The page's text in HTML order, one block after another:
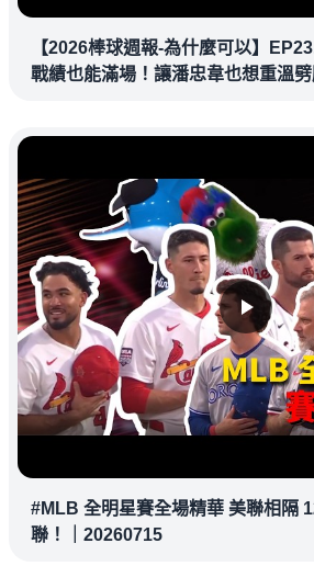
【2026棒球週報-為什麼可以】
戰績也能滿場！讓潘忠韋也想重溫
#MLB 全明星賽全場精華 美聯相隔
聯！｜20260715